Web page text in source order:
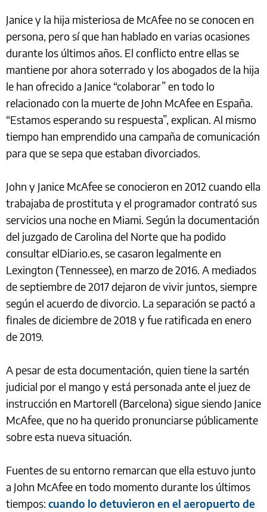
Janice y la hija misteriosa de McAfee no se conocen en
persona, pero sí que han hablado en varias ocasiones
durante los últimos años. El conflicto entre ellas se
mantiene por ahora soterrado y los abogados de la hija
le han ofrecido a Janice “colaborar” en todo lo
relacionado con la muerte de John McAfee en España.
“Estamos esperando su respuesta”, explican. Al mismo
tiempo han emprendido una campaña de comunicación
para que se sepa que estaban divorciados.
John y Janice McAfee se conocieron en 2012 cuando ella
trabajaba de prostituta y el programador contrató sus
servicios una noche en Miami. Según la documentación
del juzgado de Carolina del Norte que ha podido
consultar elDiario.es, se casaron legalmente en
Lexington (Tennessee), en marzo de 2016. A mediados
de septiembre de 2017 dejaron de vivir juntos, siempre
según el acuerdo de divorcio. La separación se pactó a
finales de diciembre de 2018 y fue ratificada en enero
de 2019.
A pesar de esta documentación, quien tiene la sartén
judicial por el mango y está personada ante el juez de
instrucción en Martorell (Barcelona) sigue siendo Janice
McAfee, que no ha querido pronunciarse públicamente
sobre esta nueva situación.
Fuentes de su entorno remarcan que ella estuvo junto
a John McAfee en todo momento durante los últimos
tiempos: cuando lo detuvieron en el aeropuerto de